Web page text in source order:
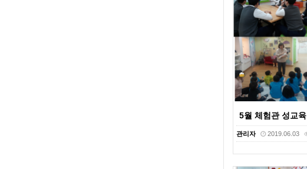
5월 체험관 성교육
관리자 2019.06.03